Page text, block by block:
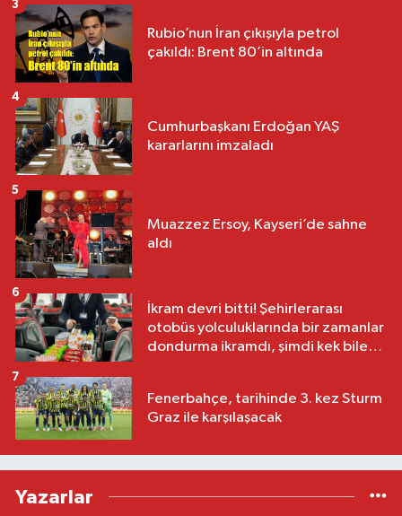
Rubio’nun İran çıkışıyla petrol
çakıldı: Brent 80’in altında
3
Cumhurbaşkanı Erdoğan YAŞ
kararlarını imzaladı
4
Muazzez Ersoy, Kayseri’de sahne
aldı
5
İkram devri bitti! Şehirlerarası
otobüs yolculuklarında bir zamanlar
dondurma ikramdı, şimdi kek bile
6
Fenerbahçe, tarihinde 3. kez Sturm
Graz ile karşılaşacak
7
Yazarlar